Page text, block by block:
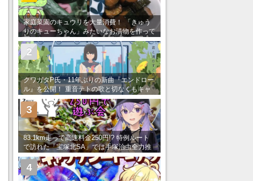
家庭菜園のキュウリを大量消費！ 「きゅう
りのキューちゃん」みたいなお漬物を作って
みた
クワガタP氏・11年ぶりの新曲『エンドロー
ル』を公開！ 重音テトの歌と切なくもキャ
ッチーなメロディーが胸にしみる
2
83.1km走って高速料金250円!? 特例ルート
で訪れた「宝塚北SA」では手塚治虫全力推
し＆関西グルメが楽しめる！
3
4